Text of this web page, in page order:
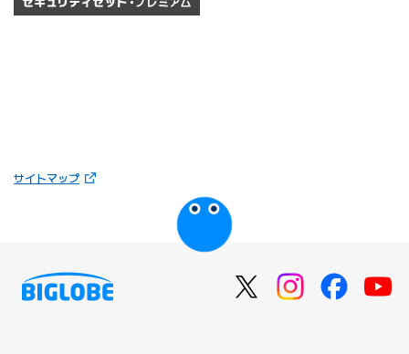
サイトマップ（新しいタブで開きます）
びっぷるのページ